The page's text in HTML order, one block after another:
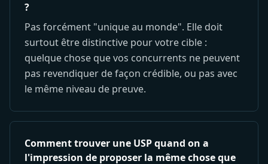
?
Pas forcément "unique au monde". Elle doit
surtout être distinctive pour votre cible :
quelque chose que vos concurrents ne peuvent
pas revendiquer de façon crédible, ou pas avec
le même niveau de preuve.
Comment trouver une USP quand on a
l'impression de proposer la même chose que